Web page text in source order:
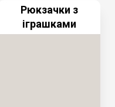
Рюкзачки з
іграшками